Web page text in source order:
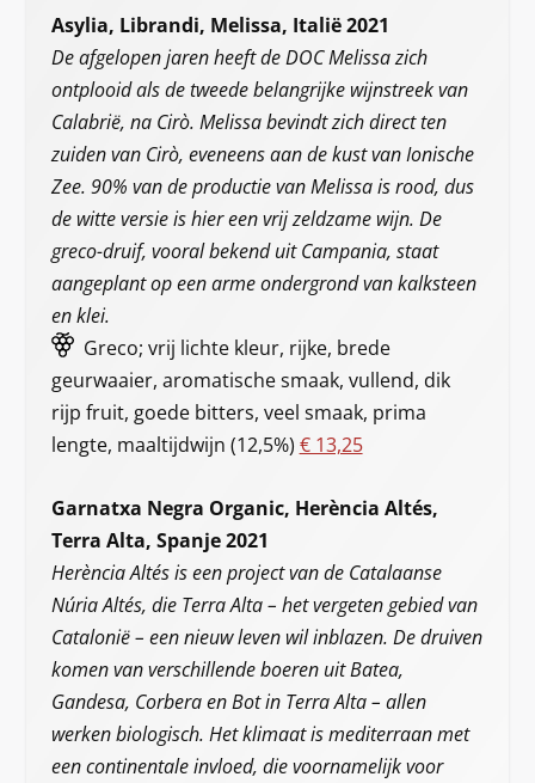
Asylia, Librandi, Melissa, Italië 2021
De afgelopen jaren heeft de DOC Melissa zich
ontplooid als de tweede belangrijke wijnstreek van
Calabrië, na Cirò. Melissa bevindt zich direct ten
zuiden van Cirò, eveneens aan de kust van Ionische
Zee. 90% van de productie van Melissa is rood, dus
de witte versie is hier een vrij zeldzame wijn. De
greco-druif, vooral bekend uit Campania, staat
aangeplant op een arme ondergrond van kalksteen
en klei.
Greco; vrij lichte kleur, rijke, brede
geurwaaier, aromatische smaak, vullend, dik
rijp fruit, goede bitters, veel smaak, prima
lengte, maaltijdwijn (12,5%) € 13,25
Garnatxa Negra Organic, Herència Altés,
Terra Alta, Spanje 2021
Herència Altés is een project van de Catalaanse
Núria Altés, die Terra Alta – het vergeten gebied van
Catalonië – een nieuw leven wil inblazen. De druiven
komen van verschillende boeren uit Batea,
Gandesa, Corbera en Bot in Terra Alta – allen
werken biologisch. Het klimaat is mediterraan met
een continentale invloed, die voornamelijk voor